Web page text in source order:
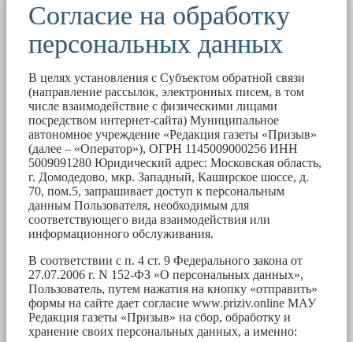
Согласие на обработку
персональных данных
В целях установления с Субъектом обратной связи
(направление рассылок, электронных писем, в том
числе взаимодействие с физическими лицами
посредством интернет-сайта) Муниципальное
автономное учреждение «Редакция газеты «Призыв»
(далее – «Оператор»), ОГРН 1145009000256 ИНН
5009091280 Юридический адрес: Московская область,
г. Домодедово, мкр. Западный, Каширское шоссе, д.
70, пом.5, запрашивает доступ к персональным
данным Пользователя, необходимым для
соответствующего вида взаимодействия или
информационного обслуживания.
В соответствии с п. 4 ст. 9 Федерального закона от
27.07.2006 г. N 152-ФЗ «О персональных данных»,
Пользователь, путем нажатия на кнопку «отправить»
формы на сайте дает согласие www.priziv.online МАУ
Редакция газеты «Призыв» на сбор, обработку и
хранение своих персональных данных, а именно: